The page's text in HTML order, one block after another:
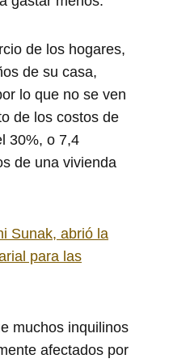
de los hogares,
de su casa,
lo que no se ven
de los costos de
30%, o 7,4
de una vivienda
Sunak, abrió la
para las
muchos inquilinos
afectados por